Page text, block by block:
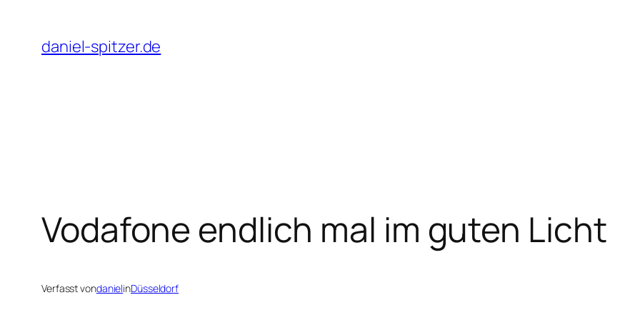
Inhalt
springen
daniel-spitzer.de
Vodafone endlich mal im guten Licht
Verfasst vondanielinDüsseldorf